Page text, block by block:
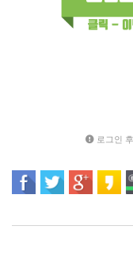
로그인